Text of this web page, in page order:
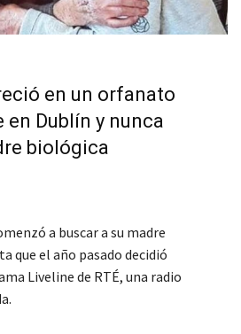
en un orfanato
en Dublín y nunca
biológica
a buscar a su madre
que el año pasado decidió
Liveline de RTÉ, una radio